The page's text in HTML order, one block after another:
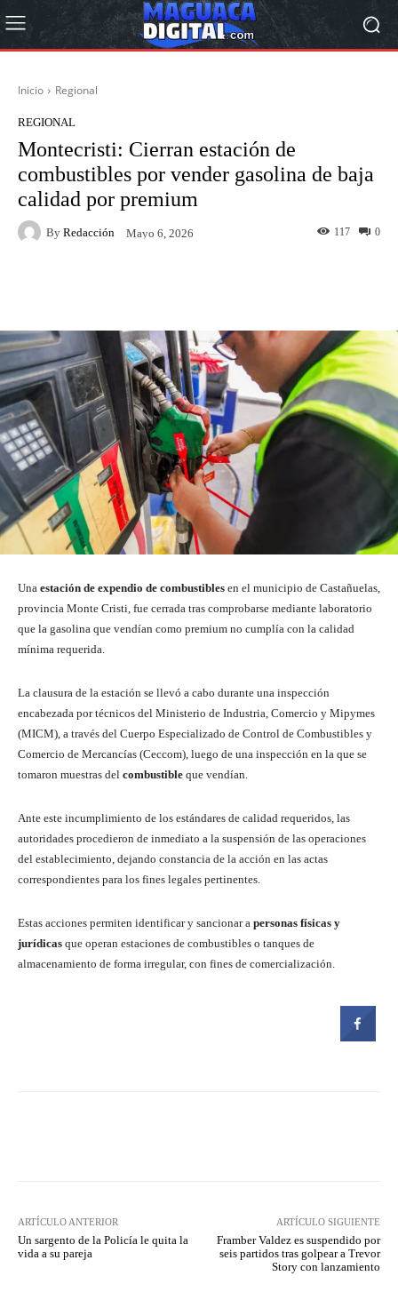
Inicio Regional
REGIONAL
Montecristi: Cierran estación de
combustibles por vender gasolina de baja
calidad por premium
By Redacción Mayo 6, 2026 0
117
Una estación de expendio de combustibles en el municipio de Castañuelas,
provincia Monte Cristi, fue cerrada tras comprobarse mediante laboratorio
que la gasolina que vendían como premium no cumplía con la calidad
mínima requerida.
La clausura de la estación se llevó a cabo durante una inspección
encabezada por técnicos del Ministerio de Industria, Comercio y Mipymes
(MICM), a través del Cuerpo Especializado de Control de Combustibles y
Comercio de Mercancías (Ceccom), luego de una inspección en la que se
tomaron muestras del combustible que vendían.
Ante este incumplimiento de los estándares de calidad requeridos, las
autoridades procedieron de inmediato a la suspensión de las operaciones
del establecimiento, dejando constancia de la acción en las actas
correspondientes para los fines legales pertinentes.
Estas acciones permiten identificar y sancionar a personas físicas y
jurídicas que operan estaciones de combustibles o tanques de
almacenamiento de forma irregular, con fines de comercialización.
ARTÍCULO ANTERIOR
Un sargento de la Policía le quita la
vida a su pareja
ARTÍCULO SIGUIENTE
Framber Valdez es suspendido por
seis partidos tras golpear a Trevor
Story con lanzamiento